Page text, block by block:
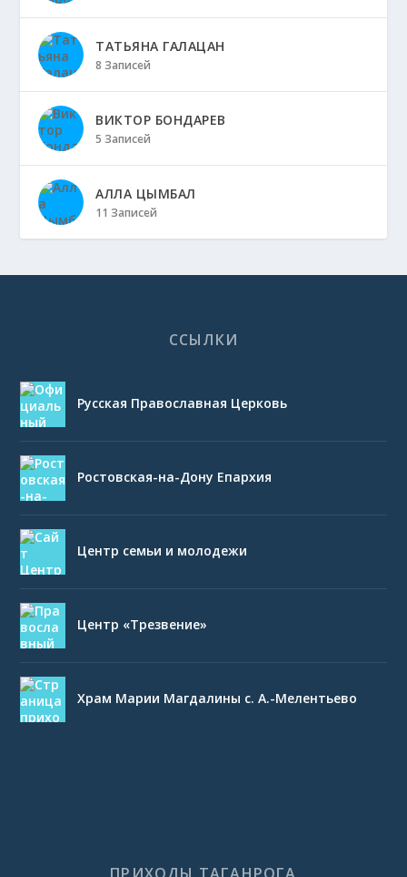
ТАТЬЯНА ГАЛАЦАН
8 Записей
ВИКТОР БОНДАРЕВ
5 Записей
АЛЛА ЦЫМБАЛ
11 Записей
ССЫЛКИ
Русская Православная Церковь
Ростовская-на-Дону Епархия
Центр семьи и молодежи
Центр «Трезвение»
Храм Марии Магдалины с. А.-Мелентьево